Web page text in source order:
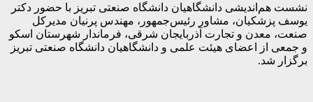
نشست هم‌اندیشی دانشگاهیان دانشگاه صنعتی تبریز با حضور دکتر
یوسف پزشکیان، مشاور رئیس‌جمهور، مهندس پرنیان مدیرکل
صنعت، معدن و تجارت آذربایجان شرقی، فرماندار شهرستان اسکو
و جمعی از اعضای هیئت علمی و دانشگاهیان دانشگاه صنعتی تبریز
برگزار شد.